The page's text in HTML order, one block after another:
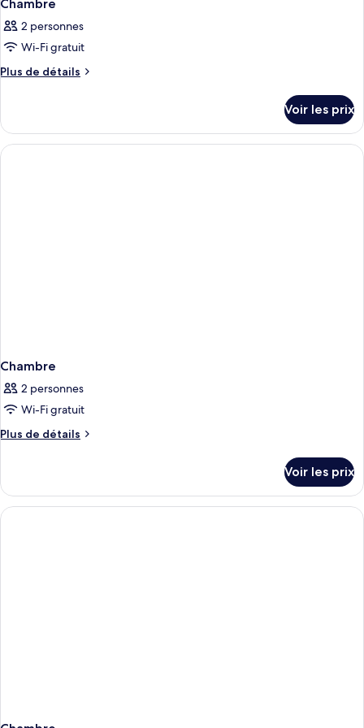
Chambre
2 personnes
Wi-Fi gratuit
Plus de détails
Plus
le
type
de
Voir les prix
Chambre
2 personnes
Wi-Fi gratuit
Plus de détails
Plus
le
type
de
Voir les prix